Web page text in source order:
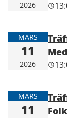
2026
MARS
11
2026
MARS
11